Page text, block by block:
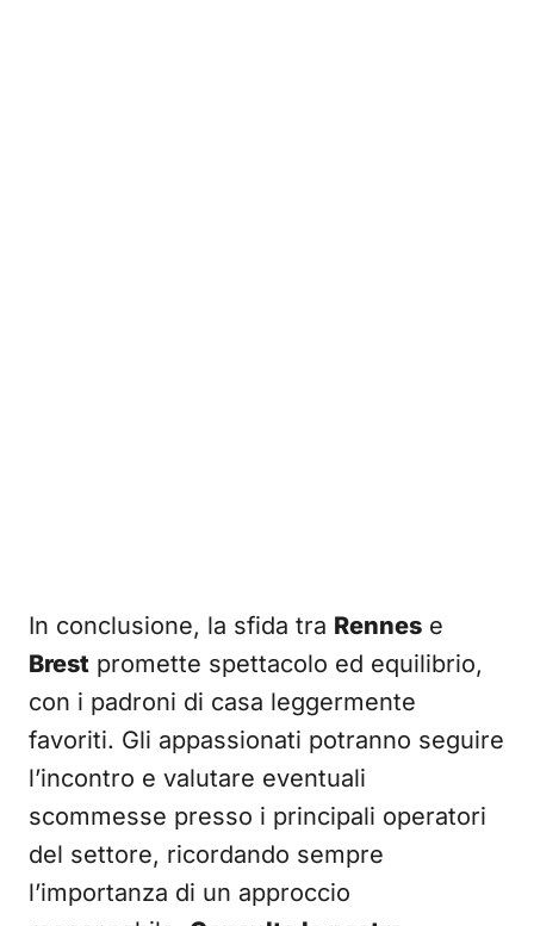
In conclusione, la sfida tra Rennes e
Brest promette spettacolo ed equilibrio,
con i padroni di casa leggermente
favoriti. Gli appassionati potranno seguire
l’incontro e valutare eventuali
scommesse presso i principali operatori
del settore, ricordando sempre
l’importanza di un approccio